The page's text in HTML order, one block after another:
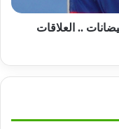
.. العلاقات